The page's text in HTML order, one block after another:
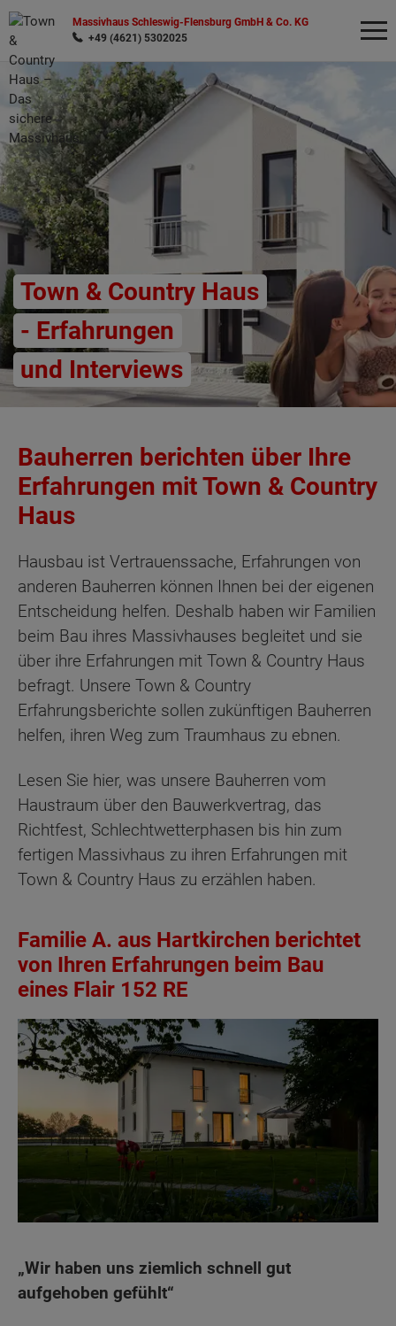
Massivhaus Schleswig-Flensburg GmbH & Co. KG
+49 (4621) 5302025
Town & Country Haus
- Erfahrungen
und Interviews
Bauherren berichten über Ihre
Erfahrungen mit Town & Country
Haus
Hausbau ist Vertrauenssache, Erfahrungen von
anderen Bauherren können Ihnen bei der eigenen
Entscheidung helfen. Deshalb haben wir Familien
beim Bau ihres Massivhauses begleitet und sie
über ihre Erfahrungen mit Town & Country Haus
befragt. Unsere Town & Country
Erfahrungsberichte sollen zukünftigen Bauherren
helfen, ihren Weg zum Traumhaus zu ebnen.
Lesen Sie hier, was unsere Bauherren vom
Haustraum über den Bauwerkvertrag, das
Richtfest, Schlechtwetterphasen bis hin zum
fertigen Massivhaus zu ihren Erfahrungen mit
Town & Country Haus zu erzählen haben.
Familie A. aus Hartkirchen berichtet
von Ihren Erfahrungen beim Bau
eines Flair 152 RE
„Wir haben uns ziemlich schnell gut
aufgehoben gefühlt“
Wonach möchten Sie suchen?